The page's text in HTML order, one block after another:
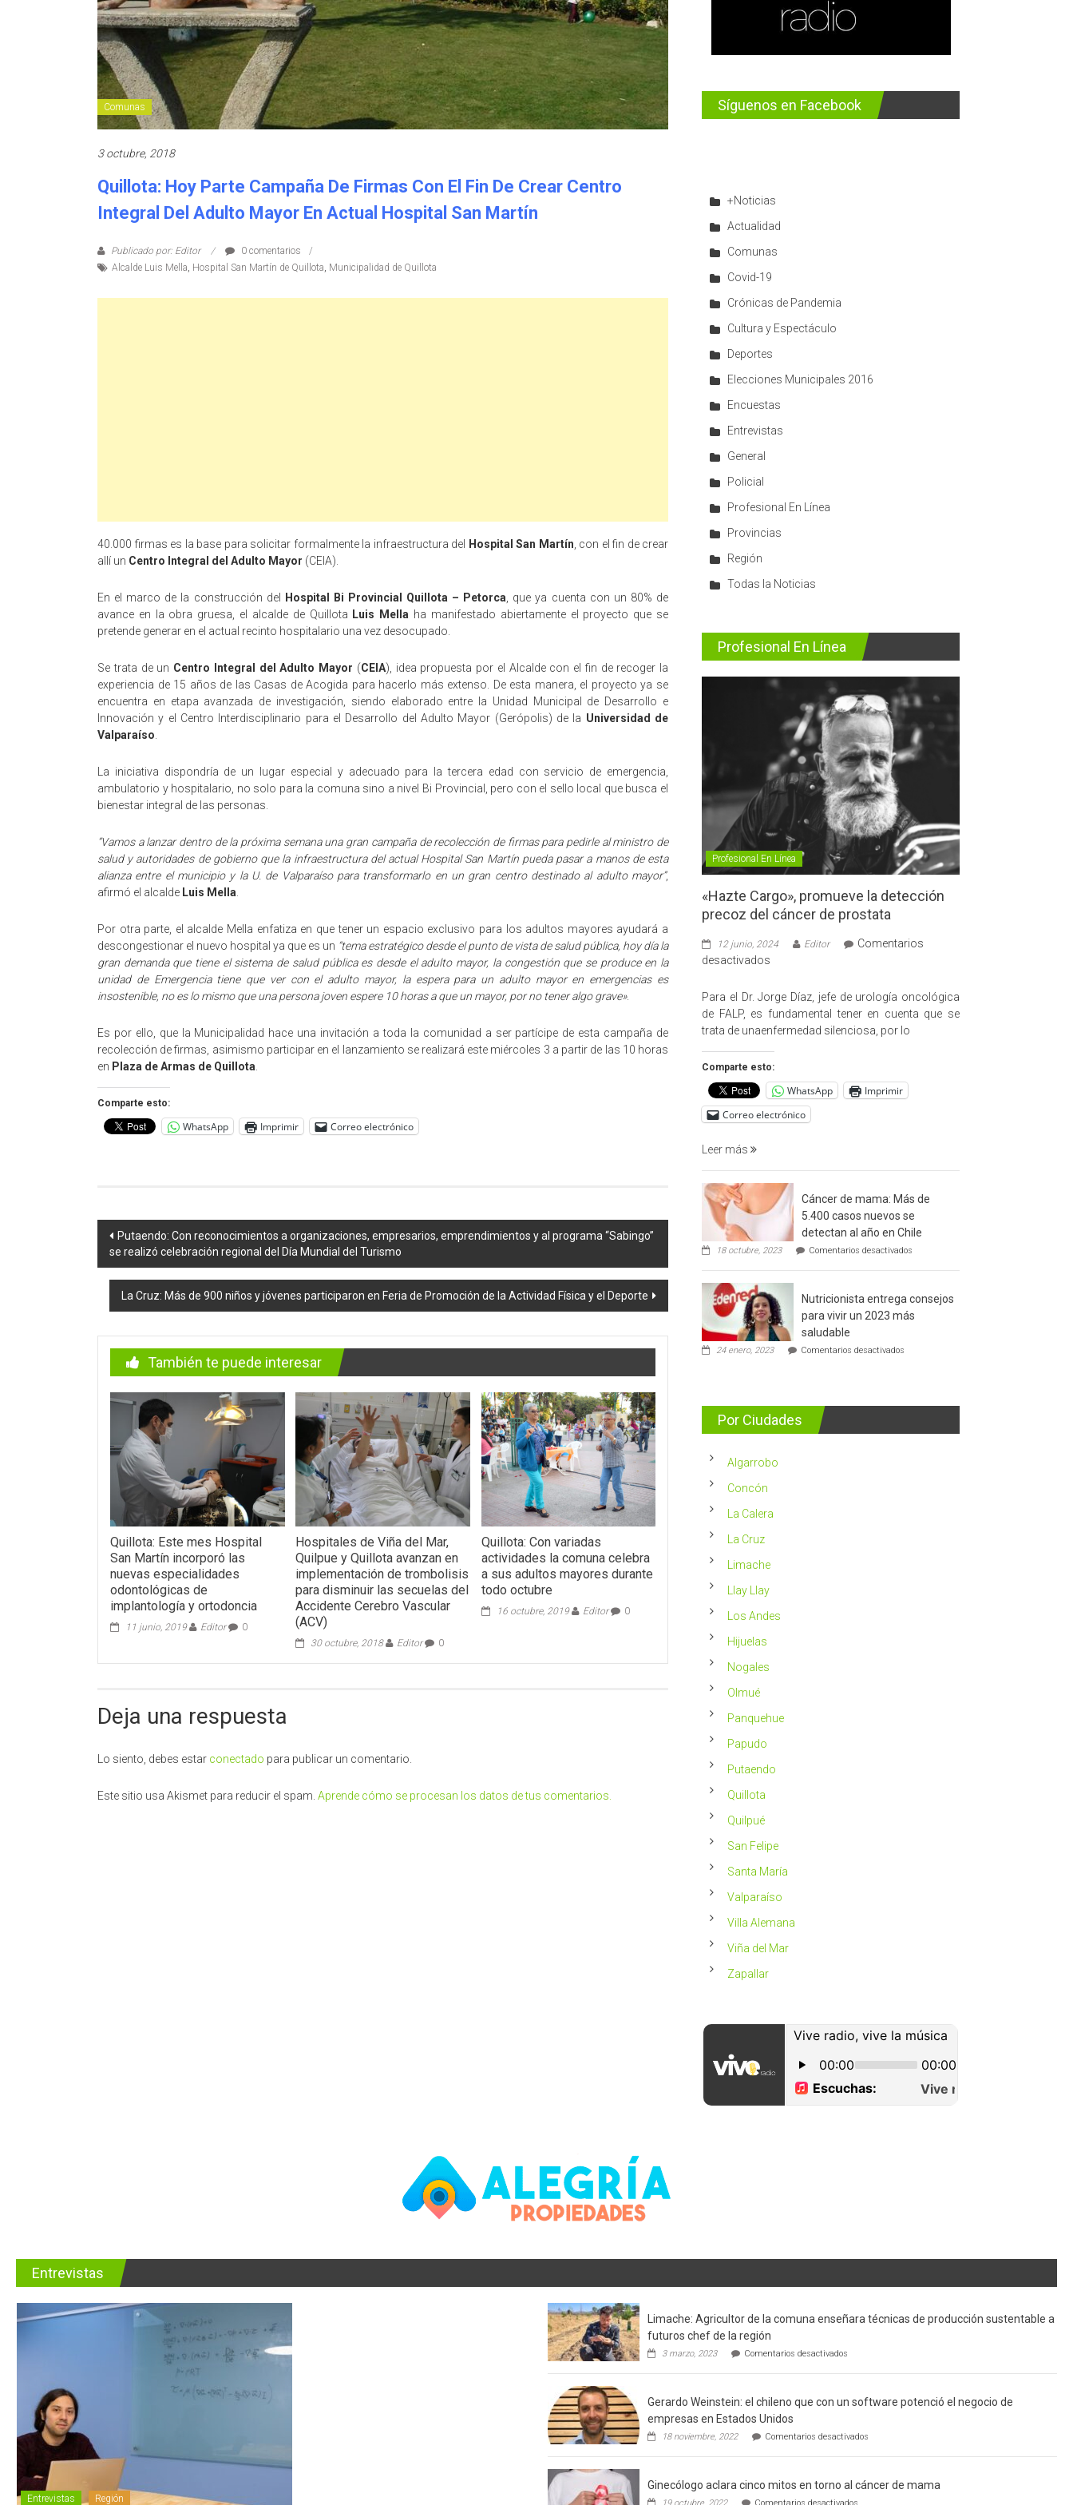
Comunas
3 octubre, 2018
Quillota: Hoy Parte Campaña De Firmas Con El Fin De Crear Centro
Integral Del Adulto Mayor En Actual Hospital San Martín
Publicado por: Editor
0 comentarios
Alcalde Luis Mella, Hospital San Martín de Quillota, Municipalidad de Quillota
40.000 firmas es la base para solicitar formalmente la infraestructura del Hospital San Martín , con el fin de crear
allí un Centro Integral del Adulto Mayor (CEIA).
En el marco de la construcción del Hospital Bi Provincial Quillota – Petorca , que ya cuenta con un 80% de
avance en la obra gruesa, el alcalde de Quillota Luis Mella ha manifestado abiertamente el proyecto que se
pretende generar en el actual recinto hospitalario una vez desocupado.
Se trata de un Centro Integral del Adulto Mayor (CEIA), idea propuesta por el Alcalde con el fin de recoger la
experiencia de 15 años de las Casas de Acogida para hacerlo más extenso. De esta manera, el proyecto ya se
encuentra en etapa avanzada de investigación, siendo elaborado entre la Unidad Municipal de Desarrollo e
Innovación y el Centro Interdisciplinario para el Desarrollo del Adulto Mayor (Gerópolis) de la Universidad de
Valparaíso
La iniciativa dispondría de un lugar especial y adecuado para la tercera edad con servicio de emergencia,
ambulatorio y hospitalario, no solo para la comuna sino a nivel Bi Provincial, pero con el sello local que busca el
bienestar integral de las personas.
“Vamos a lanzar dentro de la próxima semana una gran campaña de recolección de firmas para pedirle al ministro de
salud y autoridades de gobierno que la infraestructura del actual Hospital San Martín pueda pasar a manos de esta
alianza entre el municipio y la U. de Valparaíso para transformarlo en un gran centro destinado al adulto mayor”,
afirmó el alcalde Luis Mella
Por otra parte, el alcalde Mella enfatiza en que tener un espacio exclusivo para los adultos mayores ayudará a
descongestionar el nuevo hospital ya que es un “tema estratégico desde el punto de vista de salud pública, hoy día la
gran demanda que tiene el sistema de salud pública es desde el adulto mayor, la congestión que se produce en la
unidad de Emergencia tiene que ver con el adulto mayor, la espera para un adulto mayor en emergencias es
insostenible, no es lo mismo que una persona joven espere 10 horas a que un mayor, por no tener algo grave».
Es por ello, que la Municipalidad hace una invitación a toda la comunidad a ser partícipe de esta campaña de
recolección de firmas, asimismo participar en el lanzamiento se realizará este miércoles 3 a partir de las 10 horas
en Plaza de Armas de Quillota
Comparte esto:
WhatsApp Imprimir Correo electrónico
Navegación
de
entradas
Putaendo: Con reconocimientos a organizaciones, empresarios, emprendimientos y al programa “Sabingo”
se realizó celebración regional del Día Mundial del Turismo
La Cruz: Más de 900 niños y jóvenes participaron en Feria de Promoción de la Actividad Física y el Deporte
También te puede interesar
Quillota: Este mes Hospital
San Martín incorporó las
nuevas especialidades
odontológicas de
implantología y ortodoncia
11 junio, 2019 Editor 0
Hospitales de Viña del Mar,
Quilpue y Quillota avanzan en
implementación de trombolisis
para disminuir las secuelas del
Accidente Cerebro Vascular
(ACV)
30 octubre, 2018 Editor 0
Quillota: Con variadas
actividades la comuna celebra
a sus adultos mayores durante
todo octubre
16 octubre, 2019 Editor 0
Deja una respuesta
Lo siento, debes estar conectado para publicar un comentario.
Este sitio usa Akismet para reducir el spam. Aprende cómo se procesan los datos de tus comentarios.
Síguenos en Facebook
+Noticias
Actualidad
Comunas
Covid-19
Crónicas de Pandemia
Cultura y Espectáculo
Deportes
Elecciones Municipales 2016
Encuestas
Entrevistas
General
Policial
Profesional En Línea
Provincias
Región
Todas la Noticias
Profesional En Línea
Profesional En Línea
«Hazte Cargo», promueve la detección
precoz del cáncer de prostata
12 junio, 2024 Editor
Comentarios
desactivados
Cargo»,
promueve
la
cáncer
de
prostata
Para el Dr. Jorge Díaz, jefe de urología oncológica
de FALP, es fundamental tener en cuenta que se
trata de unaenfermedad silenciosa, por lo
Comparte esto:
WhatsApp
Imprimir
Correo electrónico
Leer más
Cáncer de mama: Más de
5.400 casos nuevos se
detectan al año en Chile
18 octubre, 2023 Comentarios desactivados
de
Más
Nutricionista entrega consejos
para vivir un 2023 más
saludable
24 enero, 2023 Comentarios desactivados
2023
Por Ciudades
Algarrobo
Concón
La Calera
La Cruz
Limache
Llay Llay
Los Andes
Hijuelas
Nogales
Olmué
Panquehue
Papudo
Putaendo
Quillota
Quilpué
San Felipe
Santa María
Valparaíso
Villa Alemana
Viña del Mar
Zapallar
Entrevistas
Entrevistas Región
Limache: Agricultor de la comuna enseñara técnicas de producción sustentable a
futuros chef de la región
3 marzo, 2023 Comentarios desactivadosen
Agricultor
la
técnicas
a
Gerardo Weinstein: el chileno que con un software potenció el negocio de
empresas en Estados Unidos
18 noviembre, 2022 Comentarios desactivadosen
Weinstein:
chileno
Ginecólogo aclara cinco mitos en torno al cáncer de mama
en